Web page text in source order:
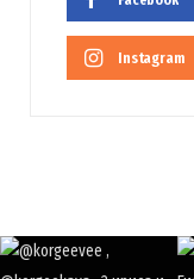
Instagram